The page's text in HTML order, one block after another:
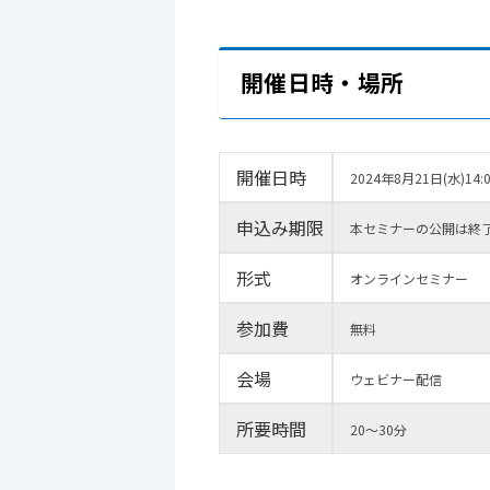
開催日時・場所
開催日時 2024年8月21日(水
申込み期限 本セミナーの公開は終
形式 オンラインセミナー
参加費 無料
会場 ウェビナー配信
所要時間 20～30分